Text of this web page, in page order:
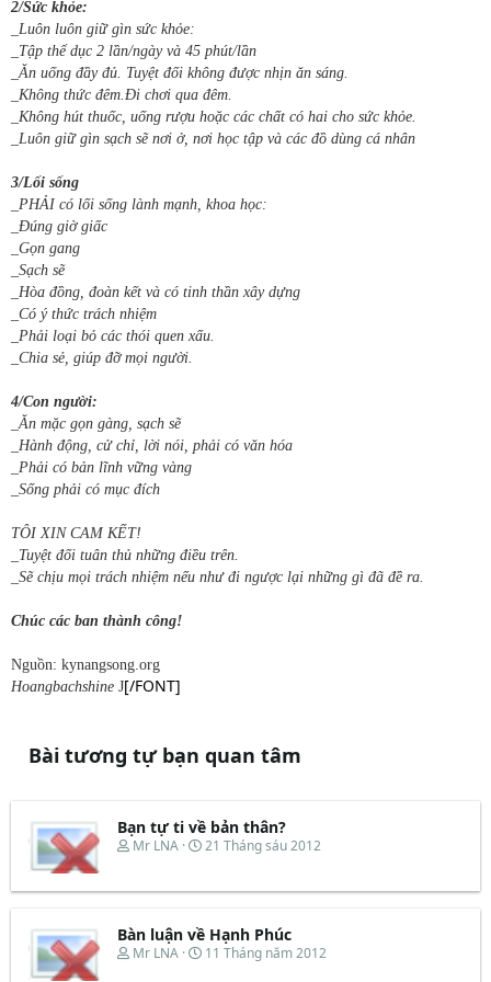
2/Sức khỏe:
_Luôn luôn giữ gìn sức khỏe:
_Tập thể dục 2 lần/ngày và 45 phút/lần
_Ăn uống đầy đủ. Tuyệt đối không được nhịn ăn sáng.
_Không thức đêm.Đi chơi qua đêm.
_Không hút thuốc, uống rượu hoặc các chất có hai cho sức khỏe.
_Luôn giữ gìn sạch sẽ nơi ở, nơi học tập và các đồ dùng cá nhân
3/Lối sống
_PHẢI có lối sống lành mạnh, khoa học:
_Đúng giờ giấc
_Gọn gang
_Sạch sẽ
_Hòa đồng, đoàn kết và có tinh thần xây dựng
_Có ý thức trách nhiệm
_Phải loại bỏ các thói quen xấu.
_Chia sẻ, giúp đỡ mọi người.
4/Con người:
_Ăn mặc gọn gàng, sạch sẽ
_Hành động, cử chỉ, lời nói, phải có văn hóa
_Phải có bản lĩnh vững vàng
_Sống phải có mục đích
TÔI XIN CAM KẾT!
_Tuyệt đối tuân thủ những điều trên.
_Sẽ chịu mọi trách nhiệm nếu như đi ngược lại những gì đã đề ra.
Chúc các ban thành công!
Nguồn: kynangsong.org
Hoangbachshine J[/FONT]
Bài tương tự bạn quan tâm
Bạn tự ti về bản thân?
T
e
d
s
Mr LNA
N
y
ắ
t
21 Tháng sáu 2012
Bàn luận về Hạnh Phúc
T
Mr LNA
N11 Tháng năm 2012